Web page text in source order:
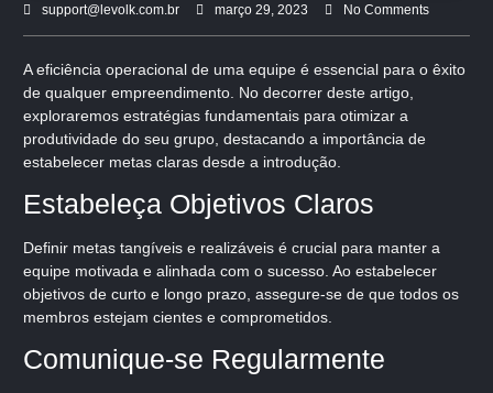
support@levolk.com.br março 29, 2023 No Comments
A eficiência operacional de uma equipe é essencial para o êxito
de qualquer empreendimento. No decorrer deste artigo,
exploraremos estratégias fundamentais para otimizar a
produtividade do seu grupo, destacando a importância de
estabelecer metas claras desde a introdução.
Estabeleça Objetivos Claros
Definir metas tangíveis e realizáveis é crucial para manter a
equipe motivada e alinhada com o sucesso. Ao estabelecer
objetivos de curto e longo prazo, assegure-se de que todos os
membros estejam cientes e comprometidos.
Comunique-se Regularmente